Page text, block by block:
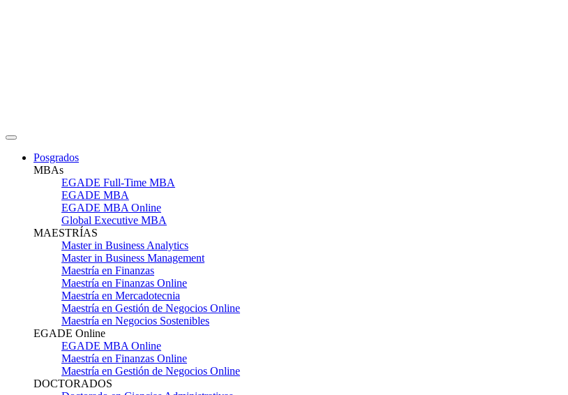
Posgrados
MBAs
EGADE Full-Time MBA
EGADE MBA
EGADE MBA Online
Global Executive MBA
MAESTRÍAS
Master in Business Analytics
Master in Business Management
Maestría en Finanzas
Maestría en Finanzas Online
Maestría en Mercadotecnia
Maestría en Gestión de Negocios Online
Maestría en Negocios Sostenibles
EGADE Online
EGADE MBA Online
Maestría en Finanzas Online
Maestría en Gestión de Negocios Online
DOCTORADOS